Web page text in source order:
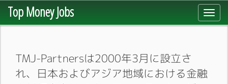
Top Money Jobs
TMJ-Partnersは2000年3月に設立さ
れ、日本およびアジア地域における金融